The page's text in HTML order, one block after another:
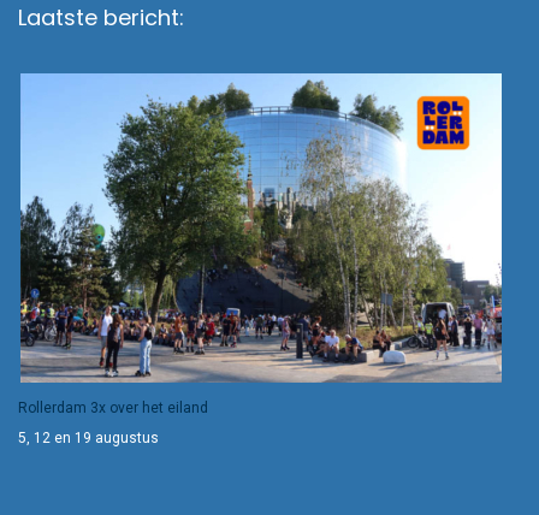
Laatste bericht:
Rollerdam 3x over het eiland
5, 12 en 19 augustus